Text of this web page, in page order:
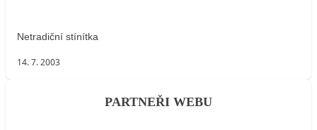
Netradiční stínítka
14. 7. 2003
PARTNEŘI WEBU